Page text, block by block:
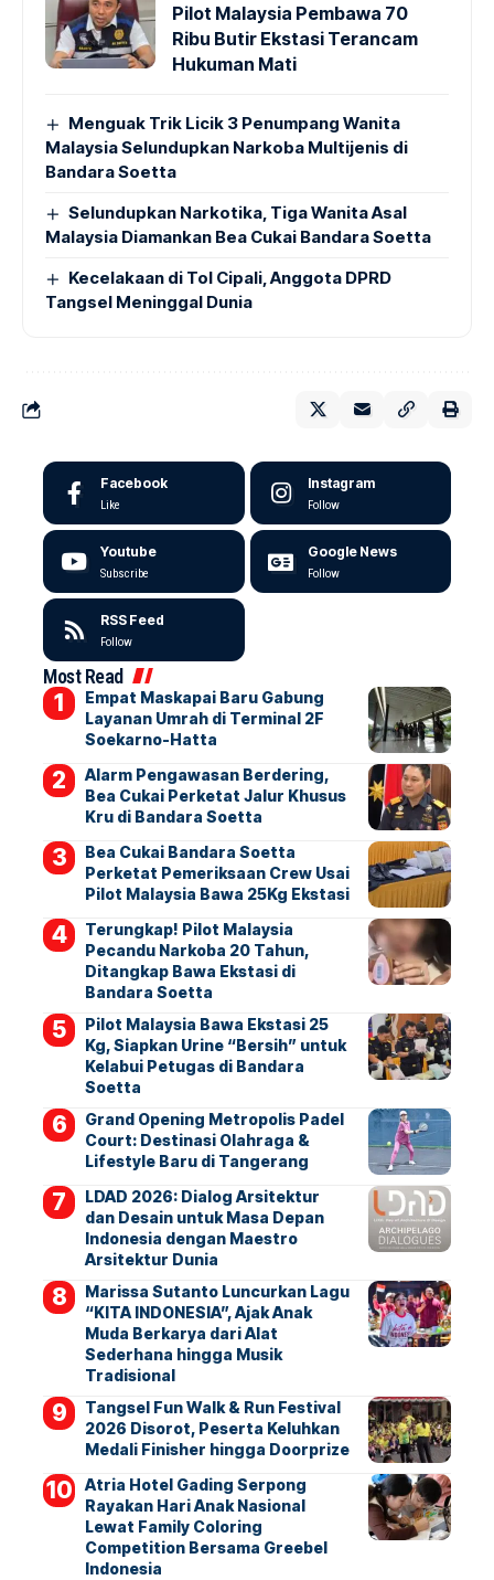
Pilot Malaysia Pembawa 70
Ribu Butir Ekstasi Terancam
Hukuman Mati
Menguak Trik Licik 3 Penumpang Wanita
Malaysia Selundupkan Narkoba Multijenis di
Bandara Soetta
Selundupkan Narkotika, Tiga Wanita Asal
Malaysia Diamankan Bea Cukai Bandara Soetta
Kecelakaan di Tol Cipali, Anggota DPRD
Tangsel Meninggal Dunia
Facebook
Like
Instagram
Follow
Youtube
Subscribe
Google News
Follow
RSS Feed
Follow
Most Read
Empat Maskapai Baru Gabung
Layanan Umrah di Terminal 2F
Soekarno-Hatta
Alarm Pengawasan Berdering,
Bea Cukai Perketat Jalur Khusus
Kru di Bandara Soetta
Bea Cukai Bandara Soetta
Perketat Pemeriksaan Crew Usai
Pilot Malaysia Bawa 25Kg Ekstasi
Terungkap! Pilot Malaysia
Pecandu Narkoba 20 Tahun,
Ditangkap Bawa Ekstasi di
Bandara Soetta
Pilot Malaysia Bawa Ekstasi 25
Kg, Siapkan Urine “Bersih” untuk
Kelabui Petugas di Bandara
Soetta
Grand Opening Metropolis Padel
Court: Destinasi Olahraga &
Lifestyle Baru di Tangerang
LDAD 2026: Dialog Arsitektur
dan Desain untuk Masa Depan
Indonesia dengan Maestro
Arsitektur Dunia
Marissa Sutanto Luncurkan Lagu
“KITA INDONESIA”, Ajak Anak
Muda Berkarya dari Alat
Sederhana hingga Musik
Tradisional
Tangsel Fun Walk & Run Festival
2026 Disorot, Peserta Keluhkan
Medali Finisher hingga Doorprize
Atria Hotel Gading Serpong
Rayakan Hari Anak Nasional
Lewat Family Coloring
Competition Bersama Greebel
Indonesia